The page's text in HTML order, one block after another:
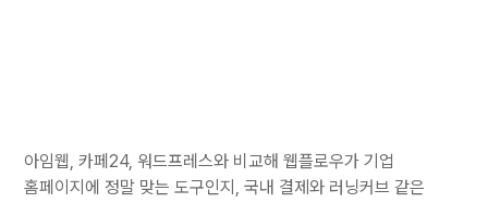
아임웹, 카페24, 워드프레스와 비교해 웹플로우가 기업
홈페이지에 정말 맞는 도구인지, 국내 결제와 러닝커브 같은